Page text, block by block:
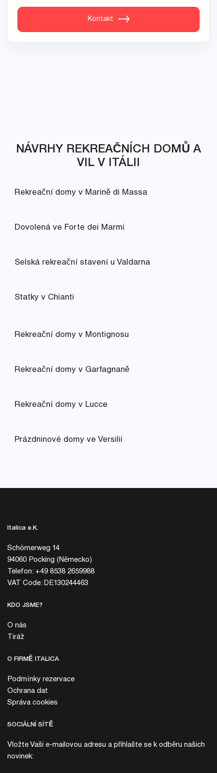
Kontakt
NÁVRHY REKREAČNÍCH DOMŮ A
VIL V ITÁLII
Rekreační domy v Marině di Massa
Dovolená ve Forte dei Marmi
Selská rekreační stavení u Valdarna
Statky v Chianti
Rekreační domy v Montignosu
Rekreační domy v Garfagnaně
Rekreační domy v Lucce
Prázdninové domy ve Versilii
Italica e.K.
Schömerweg 14
94060 Pocking (Německo)
Telefon: +49 8538 2659988
VAT Code: DE130244463
KDO JSME?
O nás
Tiráž
O FIRMĚ ITALICA
Podmínky rezervace
Ochrana dat
Správa cookies
SOCIÁLNÍ SÍTĚ
Vložte Vaši e-mailovou adresu a přihlašte se k odběru našich
novinek: